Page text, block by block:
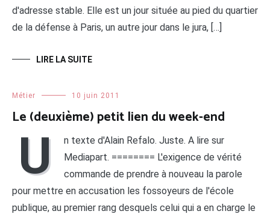
d'adresse stable. Elle est un jour située au pied du quartier
de la défense à Paris, un autre jour dans le jura, […]
LIRE LA SUITE
Métier 10 juin 2011
Le (deuxième) petit lien du week-end
U
n texte d'Alain Refalo. Juste. A lire sur
Mediapart. ======== L'exigence de vérité
commande de prendre à nouveau la parole
pour mettre en accusation les fossoyeurs de l'école
publique, au premier rang desquels celui qui a en charge le